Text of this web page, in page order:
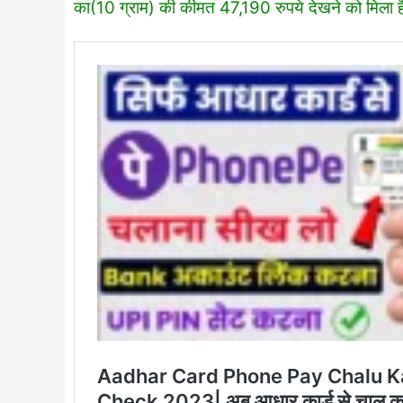
का(10 ग्राम) की कीमत 47,190 रुपये देखने को मिला